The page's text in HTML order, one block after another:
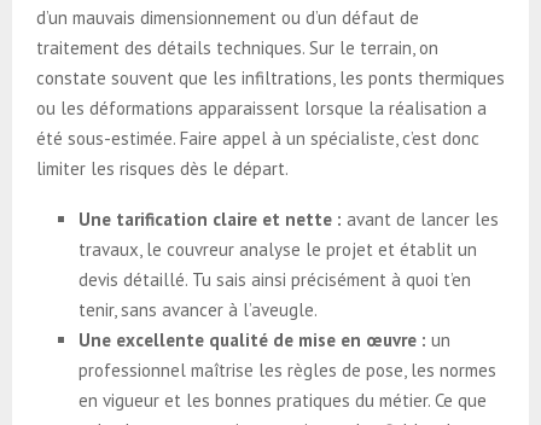
d’un mauvais dimensionnement ou d’un défaut de
traitement des détails techniques. Sur le terrain, on
constate souvent que les infiltrations, les ponts thermiques
ou les déformations apparaissent lorsque la réalisation a
été sous-estimée. Faire appel à un spécialiste, c’est donc
limiter les risques dès le départ.
Une tarification claire et nette : avant de lancer les
travaux, le couvreur analyse le projet et établit un
devis détaillé. Tu sais ainsi précisément à quoi t’en
tenir, sans avancer à l’aveugle.
Une excellente qualité de mise en œuvre : un
professionnel maîtrise les règles de pose, les normes
en vigueur et les bonnes pratiques du métier. Ce que